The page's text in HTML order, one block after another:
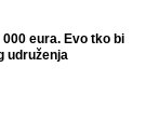
eura. Evo tko bi
udruženja